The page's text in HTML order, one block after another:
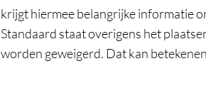
krijgt hiermee belangrijke informatie
Standaard staat overigens het
worden geweigerd. Dat kan